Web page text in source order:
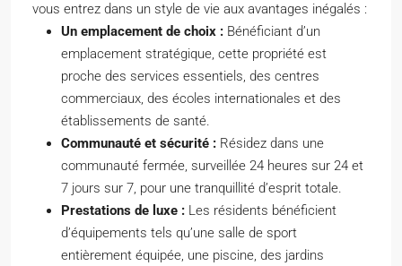
vous entrez dans un style de vie aux avantages inégalés :
Un emplacement de choix : Bénéficiant d’un
emplacement stratégique, cette propriété est
proche des services essentiels, des centres
commerciaux, des écoles internationales et des
établissements de santé.
Communauté et sécurité : Résidez dans une
communauté fermée, surveillée 24 heures sur 24 et
7 jours sur 7, pour une tranquillité d’esprit totale.
Prestations de luxe : Les résidents bénéficient
d’équipements tels qu’une salle de sport
entièrement équipée, une piscine, des jardins